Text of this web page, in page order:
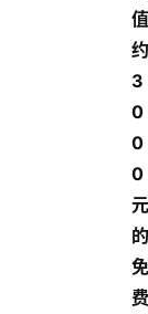
值
约
3
0
0
0
元
的
免
费